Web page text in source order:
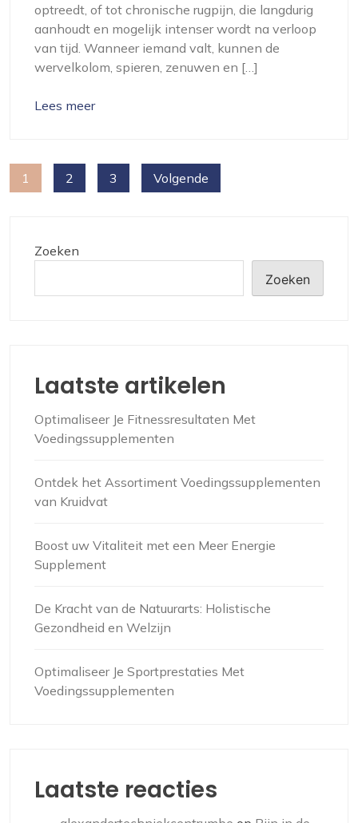
optreedt, of tot chronische rugpijn, die langdurig
aanhoudt en mogelijk intenser wordt na verloop
van tijd. Wanneer iemand valt, kunnen de
wervelkolom, spieren, zenuwen en […]
Lees meer
Berichten
1 2 3 Volgende
Zoeken
Zoeken
Laatste artikelen
Optimaliseer Je Fitnessresultaten Met
Voedingssupplementen
Ontdek het Assortiment Voedingssupplementen
van Kruidvat
Boost uw Vitaliteit met een Meer Energie
Supplement
De Kracht van de Natuurarts: Holistische
Gezondheid en Welzijn
Optimaliseer Je Sportprestaties Met
Voedingssupplementen
Laatste reacties